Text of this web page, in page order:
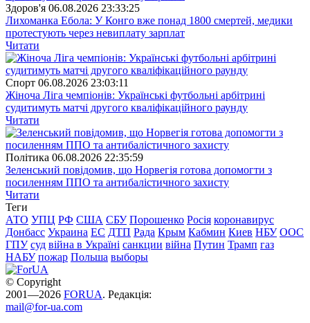
Здоров'я 06.08.2026 23:33:25
Лихоманка Ебола: У Конго вже понад 1800 смертей, медики
протестують через невиплату зарплат
Читати
Спорт 06.08.2026 23:03:11
Жіноча Ліга чемпіонів: Українські футбольні арбітрині
судитимуть матчі другого кваліфікаційного раунду
Читати
Полiтика 06.08.2026 22:35:59
Зеленський повідомив, що Норвегія готова допомогти з
посиленням ППО та антибалістичного захисту
Читати
Теги
АТО УПЦ РФ США СБУ Порошенко Росія коронавирус
Донбасс Украина ЕС ДТП Рада Крым Кабмин Киев НБУ ООС
ГПУ суд війна в Україні санкции війна Путин Трамп газ
НАБУ пожар Польша выборы
© Copyright
2001—2026 FORUA. Редакція:
mail@for-ua.com